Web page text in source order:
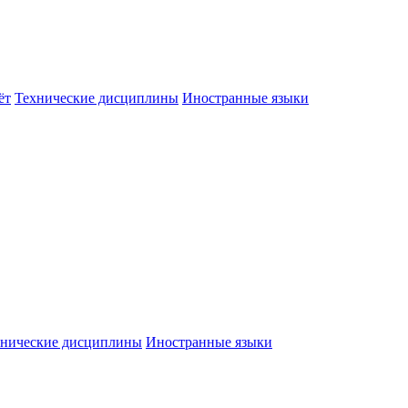
Технические дисциплины Иностранные языки
дисциплины Иностранные языки